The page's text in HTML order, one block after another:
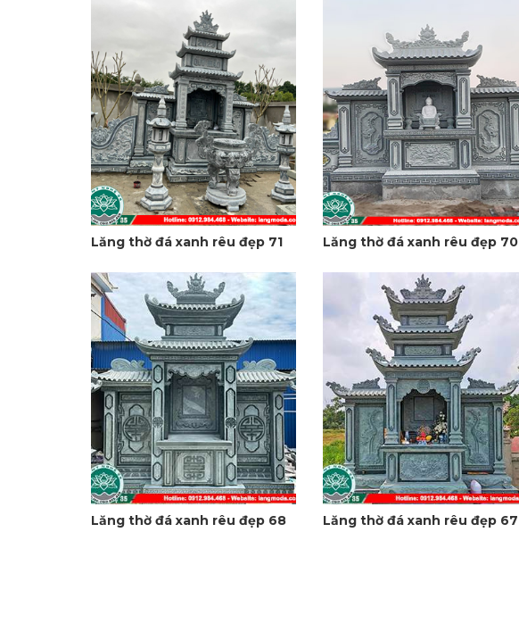
Lăng thờ đá xanh rêu đẹp 71 Lăng thờ đá xanh rêu đẹp 70
Lăng thờ đá xanh rêu đẹp 68 Lăng thờ đá xanh rêu đẹp 67